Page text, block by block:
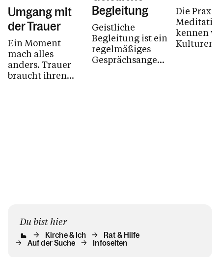
Umgang mit
der Trauer
Ein Moment
mach alles
anders. Trauer
braucht ihren
Begleitung
Geistliche
Begleitung ist ein
regelmäßiges
Gesprächsangebot,
Die
kennen
Kulturen
Du bist hier
Kirche & Ich
Rat & Hilfe
Auf der Suche
Infoseiten